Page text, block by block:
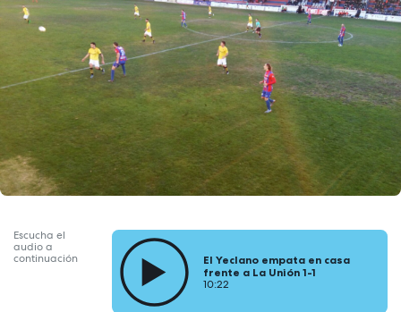
Escucha el
audio a
continuación
El Yeclano empata en casa
frente a La Unión 1-1
10:22